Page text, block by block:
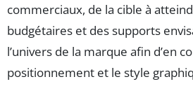
commerciaux, de la cible à
budgétaires et des supports
l’univers de la marque afin d’en
positionnement et le style